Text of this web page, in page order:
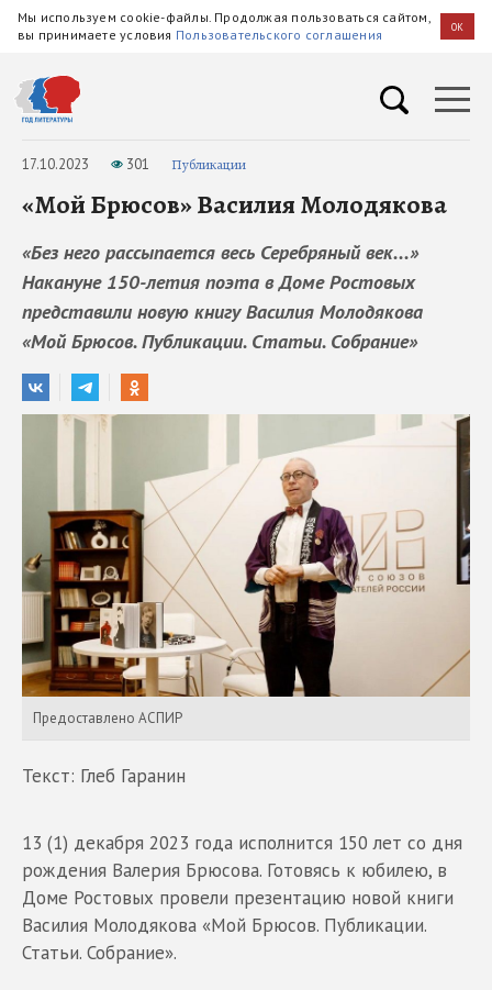
Мы используем cookie-файлы. Продолжая пользоваться сайтом,
вы принимаете условия Пользовательского соглашения OK
17.10.2023 301 Публикации
«Мой Брюсов» Василия Молодякова
«Без него рассыпается весь Серебряный век...»
Накануне 150-летия поэта в Доме Ростовых
представили новую книгу Василия Молодякова
«Мой Брюсов. Публикации. Статьи. Собрание»
Предоставлено АСПИР
Текст: Глеб Гаранин
13 (1) декабря 2023 года исполнится 150 лет со дня
рождения Валерия Брюсова. Готовясь к юбилею, в
Доме Ростовых провели презентацию новой книги
Василия Молодякова «Мой Брюсов. Публикации.
Статьи. Собрание».